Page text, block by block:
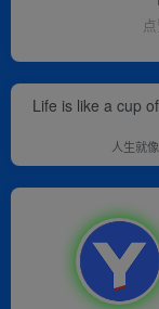
Life is like a cup
人生就